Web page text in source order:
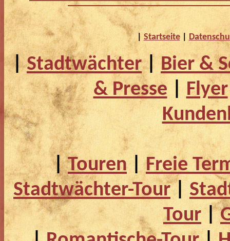
| Startseite|
|Stadtwächter| Bier &
& Presse
Flyer
|Touren|Freie
Stadtwächter-Tour|
Tour |